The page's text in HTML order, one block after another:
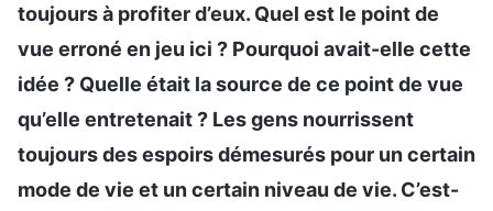
toujours à profiter d’eux. Quel est le point de
vue erroné en jeu ici ? Pourquoi avait-elle cette
idée ? Quelle était la source de ce point de vue
qu’elle entretenait ? Les gens nourrissent
toujours des espoirs démesurés pour un certain
mode de vie et un certain niveau de vie. C’est-